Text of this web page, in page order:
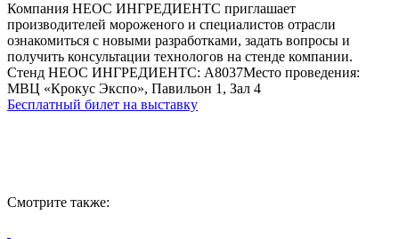
Компания НЕОС ИНГРЕДИЕНТС приглашает
производителей мороженого и специалистов отрасли
ознакомиться с новыми разработками, задать вопросы и
получить консультации технологов на стенде компании.
Стенд НЕОС ИНГРЕДИЕНТС: A8037Место проведения:
МВЦ «Крокус Экспо», Павильон 1, Зал 4
Бесплатный билет на выставку
Смотрите также: